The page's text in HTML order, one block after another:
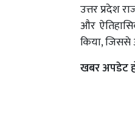
उत्तर प्रदेश
और
किया, जिससे
खबर अपडेट